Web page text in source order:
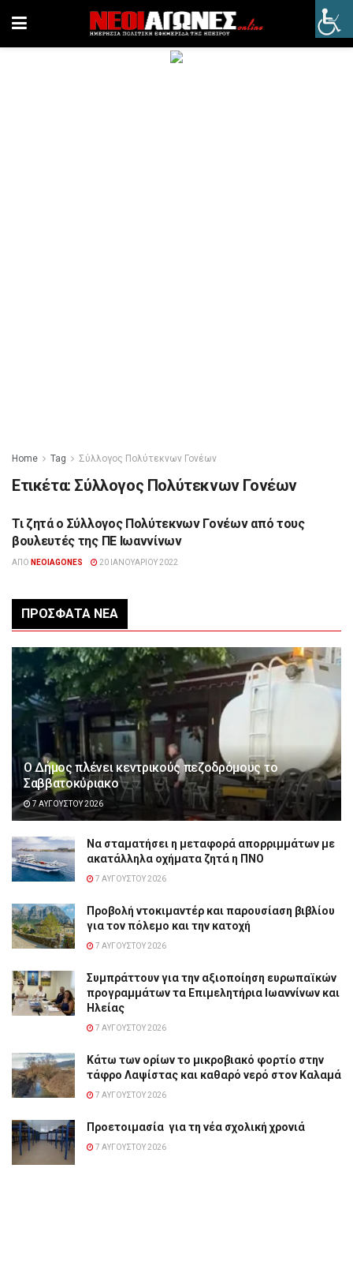
Home Tag Σύλλογος Πολύτεκνων Γονέων
Ετικέτα:Σύλλογος Πολύτεκνων Γονέων
ΔΙΆΦΟΡΑ
Τι ζητά ο Σύλλογος Πολύτεκνων Γονέων από τους
βουλευτές της ΠΕ Ιωαννίνων
ΑΠΌ NEOIAGONES 20 ΙΑΝΟΥΑΡΊΟΥ 2022
ΠΡΌΣΦΑΤΑ ΝΈΑ
Ο Δήμος πλένει κεντρικούς πεζοδρόμους το
Σαββατοκύριακο
7 ΑΥΓΟΎΣΤΟΥ 2026
Να σταματήσει η μεταφορά απορριμμάτων με
ακατάλληλα οχήματα ζητά η ΠΝΟ
7 ΑΥΓΟΎΣΤΟΥ 2026
Προβολή ντοκιμαντέρ και παρουσίαση βιβλίου
για τον πόλεμο και την κατοχή
7 ΑΥΓΟΎΣΤΟΥ 2026
Συμπράττουν για την αξιοποίηση ευρωπαϊκών
προγραμμάτων τα Επιμελητήρια Ιωαννίνων και
Ηλείας
7 ΑΥΓΟΎΣΤΟΥ 2026
Κάτω των ορίων το μικροβιακό φορτίο στην
τάφρο Λαψίστας και καθαρό νερό στον Καλαμά
7 ΑΥΓΟΎΣΤΟΥ 2026
Προετοιμασία για τη νέα σχολική χρονιά
7 ΑΥΓΟΎΣΤΟΥ 2026